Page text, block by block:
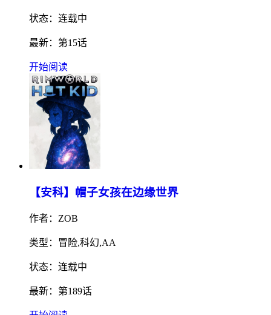
状态：连载中
最新：第15话
开始阅读
【安科】帽子女孩在边缘世界
作者：ZOB
类型：冒险,科幻,AA
状态：连载中
最新：第189话